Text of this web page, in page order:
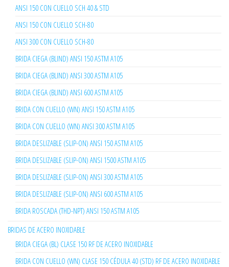
ANSI 150 CON CUELLO SCH 40 & STD
ANSI 150 CON CUELLO SCH-80
ANSI 300 CON CUELLO SCH-80
BRIDA CIEGA (BLIND) ANSI 150 ASTM A105
BRIDA CIEGA (BLIND) ANSI 300 ASTM A105
BRIDA CIEGA (BLIND) ANSI 600 ASTM A105
BRIDA CON CUELLO (WN) ANSI 150 ASTM A105
BRIDA CON CUELLO (WN) ANSI 300 ASTM A105
BRIDA DESLIZABLE (SLIP-ON) ANSI 150 ASTM A105
BRIDA DESLIZABLE (SLIP-ON) ANSI 1500 ASTM A105
BRIDA DESLIZABLE (SLIP-ON) ANSI 300 ASTM A105
BRIDA DESLIZABLE (SLIP-ON) ANSI 600 ASTM A105
BRIDA ROSCADA (THD-NPT) ANSI 150 ASTM A105
BRIDAS DE ACERO INOXIDABLE
BRIDA CIEGA (BL) CLASE 150 RF DE ACERO INOXIDABLE
BRIDA CON CUELLO (WN) CLASE 150 CÉDULA 40 (STD) RF DE ACERO INOXIDABLE